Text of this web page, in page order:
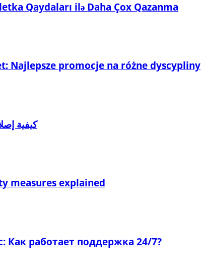
Qaydaları ilə Daha Çox Qazanma
Najlepsze promocje na różne dyscypliny
كيفية
measures explained
работает поддержка 24/7?